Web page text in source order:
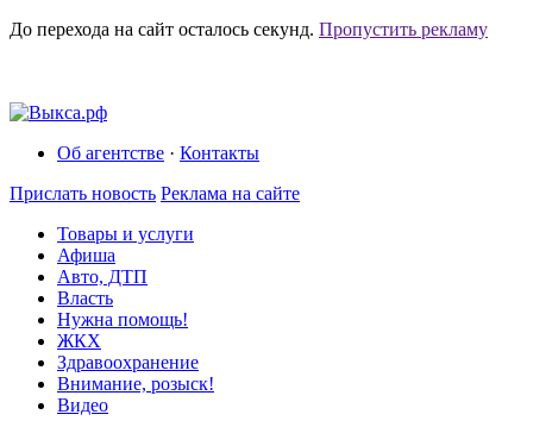
До перехода на сайт осталось секунд. Пропустить рекламу
Об агентстве · Контакты
Прислать новость Реклама на сайте
Товары и услуги
Афиша
Авто, ДТП
Власть
Нужна помощь!
ЖКХ
Здравоохранение
Внимание, розыск!
Видео